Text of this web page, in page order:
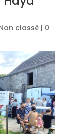
Non classé| 0